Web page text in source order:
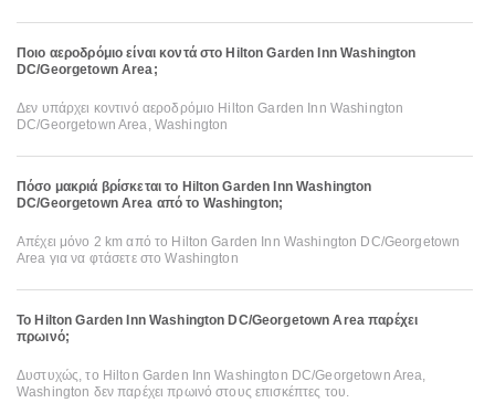
Ποιο αεροδρόμιο είναι κοντά στο Hilton Garden Inn Washington
DC/Georgetown Area;
Δεν υπάρχει κοντινό αεροδρόμιο Hilton Garden Inn Washington
DC/Georgetown Area, Washington
Πόσο μακριά βρίσκεται το Hilton Garden Inn Washington
DC/Georgetown Area από το Washington;
Απέχει μόνο 2 km από το Hilton Garden Inn Washington DC/Georgetown
Area για να φτάσετε στο Washington
Το Hilton Garden Inn Washington DC/Georgetown Area παρέχει
πρωινό;
Δυστυχώς, το Hilton Garden Inn Washington DC/Georgetown Area,
Washington δεν παρέχει πρωινό στους επισκέπτες του.